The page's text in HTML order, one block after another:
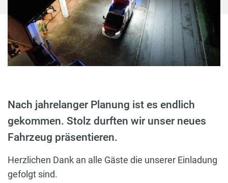
Nach jahrelanger Planung ist es endlich
gekommen. Stolz durften wir unser neues
Fahrzeug präsentieren.
Herzlichen Dank an alle Gäste die unserer Einladung
gefolgt sind.